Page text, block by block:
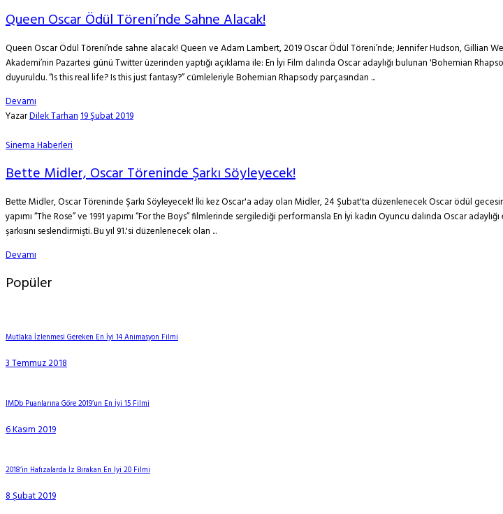
Queen Oscar Ödül Töreni’nde Sahne Alacak!
Queen Oscar Ödül Töreni’nde sahne alacak! Queen ve Adam Lambert, 2019 Oscar Ödül Töreni’nde; Jennifer Hudson, Gillian
Akademi’nin Pazartesi günü Twitter üzerinden yaptığı açıklama ile: En İyi Film dalında Oscar adaylığı bulunan 'Bohemian
duyuruldu. “Is this real life? Is this just fantasy?” cümleleriyle Bohemian Rhapsody parçasından ...
Devamı
YazarDilek Tarhan19 Şubat 2019
Sinema Haberleri
Bette Midler, Oscar Töreninde Şarkı Söyleyecek!
Bette Midler, Oscar Töreninde Şarkı Söyleyecek! İki kez Oscar'a aday olan Midler, 24 Şubat'ta düzenlenecek Oscar ödül
yapımı “The Rose” ve 1991 yapımı “For the Boys” filmlerinde sergilediği performansla En İyi kadın Oyuncu dalında Oscar
şarkısını seslendirmişti. Bu yıl 91.'si düzenlenecek olan ...
Devamı
Popüler
Mutlaka İzlenmesi Gereken En İyi 14 Animasyon Filmi
3 Temmuz 2018
IMDb Puanlarına Göre 2019’un En İyi 15 Filmi
6 Kasım 2019
2018’in Hafızalarda İz Bırakan En İyi 20 Filmi
8 Şubat 2019